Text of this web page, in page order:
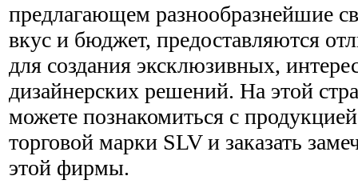
предлагающем разнообразнейшие
вкус и бюджет, предоставляются
для создания эксклюзивных,
дизайнерских решений. На этой
можете познакомиться с
торговой марки SLV и заказать
этой фирмы.